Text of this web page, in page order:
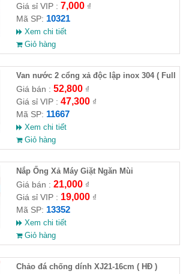
Giá sỉ VIP : 7,000₫
Mã SP: 10321
Xem chi tiết
Giỏ hàng
Van nước 2 cổng xả độc lập inox 304 ( Full
VAT )
Giá bán : 52,800₫
Giá sỉ VIP : 47,300₫
Mã SP: 11667
Xem chi tiết
Giỏ hàng
Nắp Ống Xả Máy Giặt Ngăn Mùi
Giá bán : 21,000₫
Giá sỉ VIP : 19,000₫
Mã SP: 13352
Xem chi tiết
Giỏ hàng
Chảo đá chống dính XJ21-16cm ( HĐ )